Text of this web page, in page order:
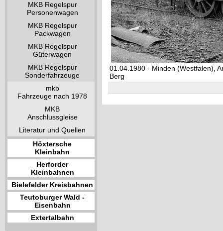
MKB Regelspur
Personenwagen
MKB Regelspur
Packwagen
MKB Regelspur
Güterwagen
MKB Regelspur
Sonderfahrzeuge
mkb
Fahrzeuge nach 1978
MKB
Anschlussgleise
Literatur und Quellen
Höxtersche
Kleinbahn
Herforder
Kleinbahnen
Bielefelder Kreisbahnen
Teutoburger Wald -
Eisenbahn
Extertalbahn
01.04.1980 - Minden (Westfalen),
Berg